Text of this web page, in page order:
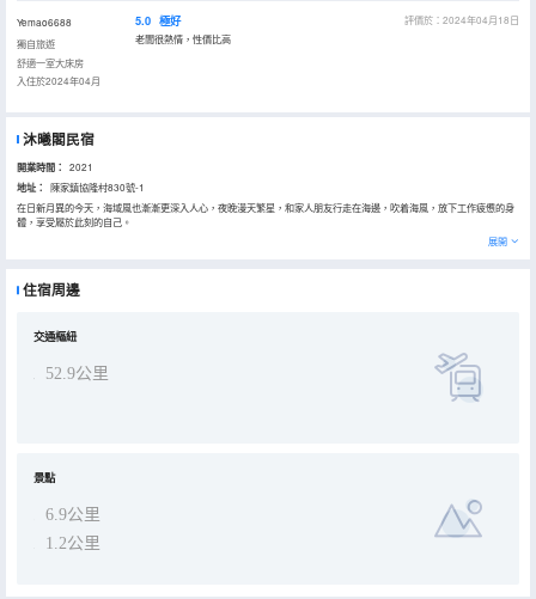
Yemao6688
獨自旅遊
舒適一室大床房
入住於2024年04月
5.0 極好
評價於：2024年04月18日
老闆很熱情，性價比高
沐曦閣民宿
開業時間： 2021
地址：
陳家鎮協隆村830號-1
在日新月異的今天，海域風也漸漸更深入人心，夜晚漫天繁星，和家人朋友行走在海邊，吹着海風，放下工作疲憊的身
體，享受屬於此刻的自己。
【地理位置】民宿坐落在崇明島/長興島/橫沙島附近，附近景色優美，位於海邊，縱享海域風情。春風沐浴，和家人一起
【娛樂購物】附近有很多各式上海小吃，購物便利。
展開
住宿周邊
交通樞紐
52.9公里
景點
6.9公里
1.2公里